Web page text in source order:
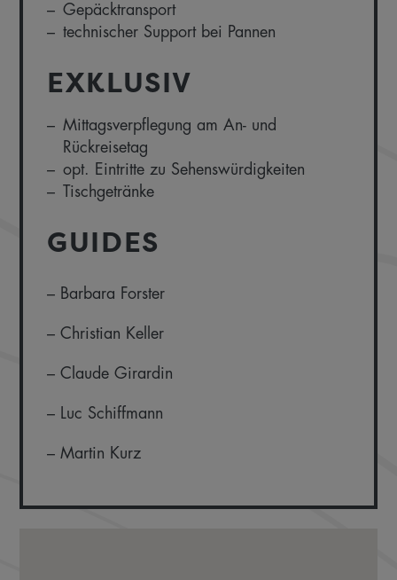
Gepäcktransport
technischer Support bei Pannen
EXKLUSIV
Mittagsverpflegung am An- und
Rückreisetag
opt. Eintritte zu Sehenswürdigkeiten
Tischgetränke
GUIDES
– Barbara Forster
– Christian Keller
– Claude Girardin
– Luc Schiffmann
– Martin Kurz